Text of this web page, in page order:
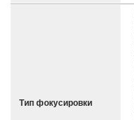
Тип фокусировки